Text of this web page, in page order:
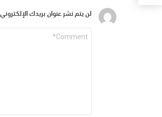
لن يتم نشر عنوان بريدك الإلكتروني.
التعليق